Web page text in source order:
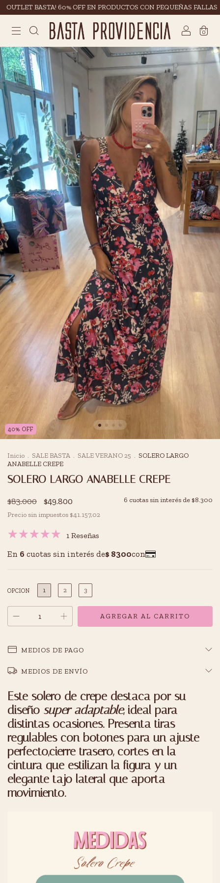
BASTA! 60% OFF EN PRODUCTOS CON PEQUEÑAS FALLAS 3
0
40% OFF
Inicio . SALE BASTA . SALE VERANO 25 . SOLERO LARGO
ANABELLE CREPE
SOLERO LARGO ANABELLE CREPE
$83.000 $49.800 6 cuotas sin interés de $8.300
Precio sin impuestos $41.157,02
1 Reseñas
OPCION 1 2 3
MEDIOS DE PAGO
MEDIOS DE ENVÍO
Este solero de crepe destaca por su
diseño super adaptable, ideal para
distintas ocasiones. Presenta tiras
regulables con botones para un ajuste
perfecto,cierre trasero, cortes en la
cintura que estilizan la figura y un
elegante tajo lateral que aporta
movimiento.